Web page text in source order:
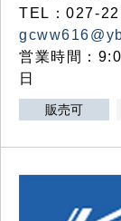
TEL：027-
営業時間：
日
販売可